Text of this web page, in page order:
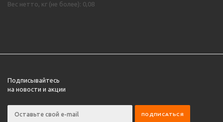
Вес нетто, кг (не более): 0,08
Подписывайтесь
на новости и акции